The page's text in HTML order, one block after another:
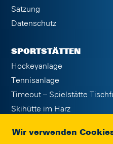
Satzung
Datenschutz
SPORTSTÄTTEN
Hockeyanlage
Tennisanlage
Timeout – Spielstätte
Skihütte im Harz
Spielstätte Dart
Wir verwenden